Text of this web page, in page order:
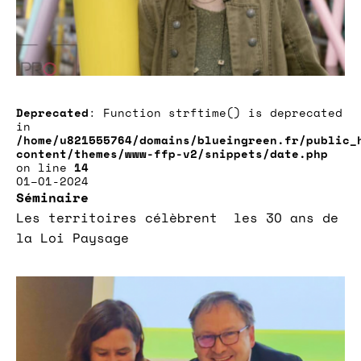
Deprecated: Function strftime() is deprecated
in
/home/u821555764/domains/blueingreen.fr/
content/themes/www-ffp-v2/snippets/date.php
on line 14
01–01-2024
Séminaire
Les territoires célèbrent les 30 ans de
la Loi Paysage